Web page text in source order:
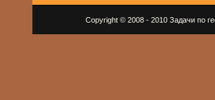
Copyright © 2008 - 2010 Задачи по